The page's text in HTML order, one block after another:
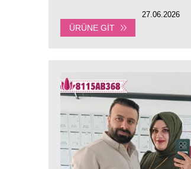
27.06.2026
ÜRÜNE GIT